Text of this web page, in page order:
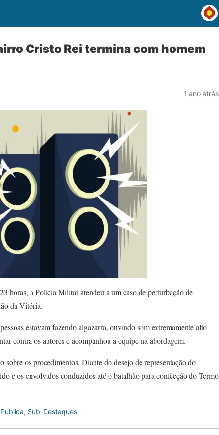
Cristo Rei termina com homem
1 ano atrás
horas, a Polícia Militar atendeu a um caso de perturbação de
da Vitória.
estavam fazendo algazarra, ouvindo som extremamente alto
contra os autores e acompanhou a equipe na abordagem.
os procedimentos. Diante do desejo de representação do
e os envolvidos conduzidos até o batalhão para confecção do Termo
, Sub-Destaques